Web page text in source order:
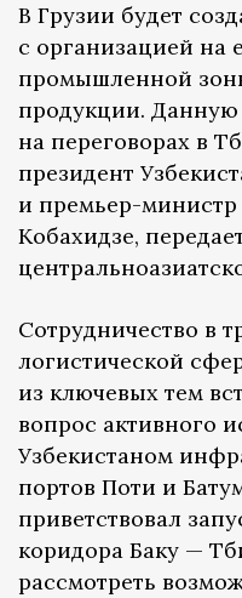
В Грузии будет
с организацией на
промышленной
продукции.
на переговорах в
президент
и премьер-
Кобахидзе,
Сотрудничество в
логистической
из ключевых тем
вопрос активного
Узбекистаном
портов Поти и
приветствовал
коридора Баку —
рассмотреть